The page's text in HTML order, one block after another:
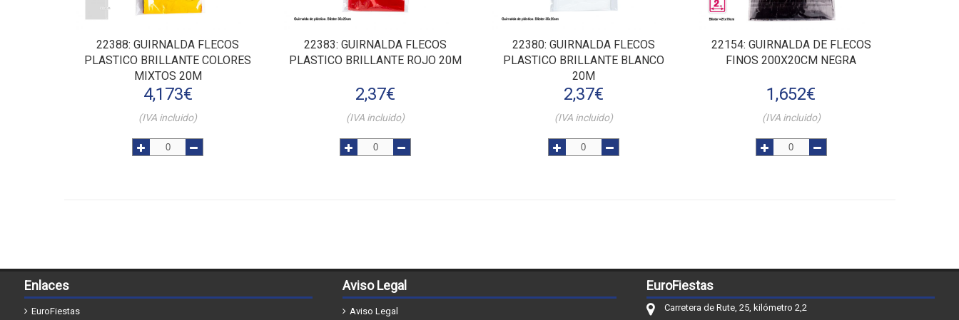
22388: GUIRNALDA FLECOS
PLASTICO BRILLANTE COLORES
MIXTOS 20M
4,173€
(IVA incluido)
22383: GUIRNALDA FLECOS
PLASTICO BRILLANTE ROJO 20M
2,37€
(IVA incluido)
22380: GUIRNALDA FLECOS
PLASTICO BRILLANTE BLANCO
20M
2,37€
(IVA incluido)
22154: GUIRNALDA DE FLECOS
FINOS 200X20CM NEGRA
1,652€
(IVA incluido)
Enlaces
EuroFiestas
Aviso Legal
Aviso Legal
EuroFiestas
Carretera de Rute, 25, kilómetro 2,2